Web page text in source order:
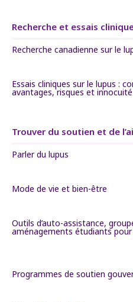
Recherche et essais
Recherche canadienne sur le
Essais cliniques sur le lupus :
avantages, risques et innocuité
Trouver du soutien et de
Parler du lupus
Mode de vie et bien-être
Outils d’auto-assistance,
aménagements étudiants
Programmes de soutien